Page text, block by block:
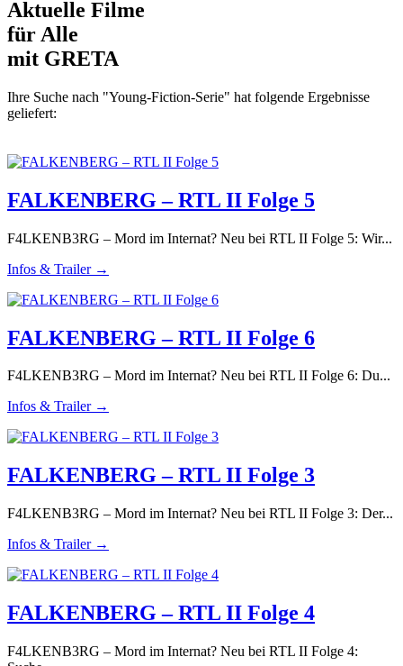
Aktuelle Filme
für Alle
mit GRETA
Ihre Suche nach "Young-Fiction-Serie" hat folgende Ergebnisse
geliefert:
FALKENBERG – RTL II Folge 5
F4LKENB3RG – Mord im Internat? Neu bei RTL II Folge 5: Wir...
Infos & Trailer →
FALKENBERG – RTL II Folge 6
F4LKENB3RG – Mord im Internat? Neu bei RTL II Folge 6: Du...
Infos & Trailer →
FALKENBERG – RTL II Folge 3
F4LKENB3RG – Mord im Internat? Neu bei RTL II Folge 3: Der...
Infos & Trailer →
FALKENBERG – RTL II Folge 4
F4LKENB3RG – Mord im Internat? Neu bei RTL II Folge 4: